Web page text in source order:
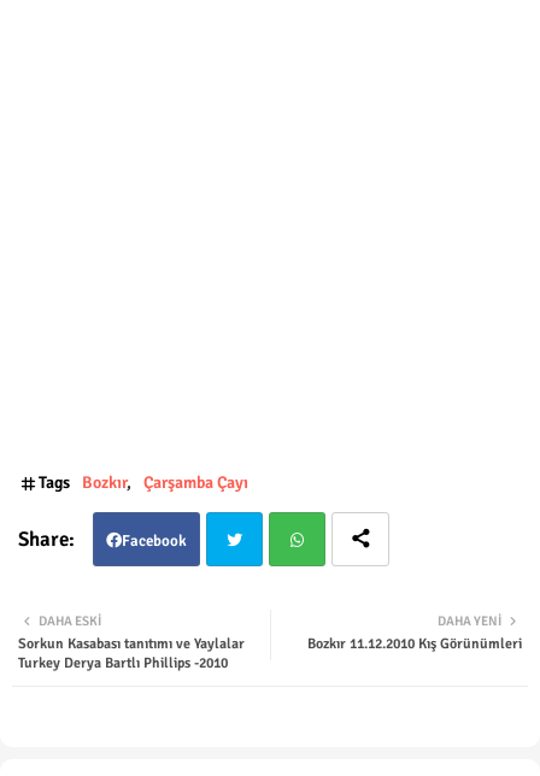
Tags Bozkır Çarşamba Çayı
Facebook
ter tsap
DAHA YENI
Bozkır 11.12.2010 Kış Görünümleri
DAHA ESKI
Sorkun Kasabası tanıtımı ve Yaylalar
Turkey Derya Bartlı Phillips -2010